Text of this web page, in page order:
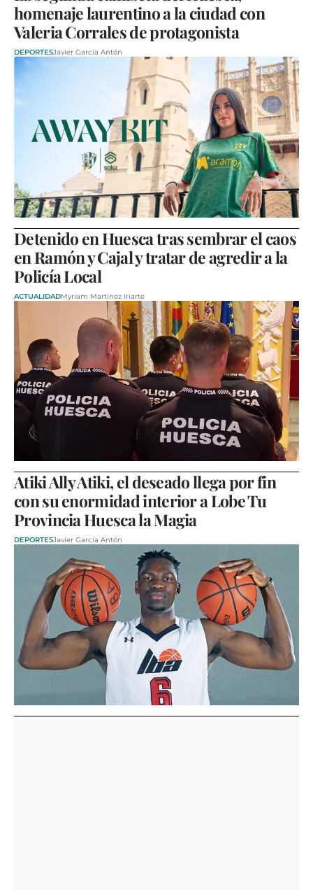
homenaje laurentino a la ciudad con
Valeria Corrales de protagonista
DEPORTESJavier García Antón
Detenido en Huesca tras sembrar el caos
en Ramón y Cajal y tratar de agredir a la
Policía Local
ACTUALIDADMyriam Martínez Iriarte
Atiki Ally Atiki, el deseado llega por fin
con su enormidad interior a Lobe Tu
Provincia Huesca la Magia
DEPORTESJavier García Antón